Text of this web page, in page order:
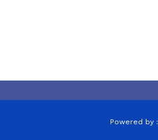
Powered by :